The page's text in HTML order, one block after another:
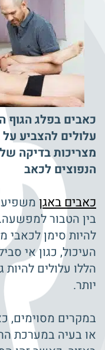
כאבים בפלג הגוף
עלולים להצביע
מצריכות בדיקה
הנפוצים לכאב
כאבים באגן
בין הטבור
להיות סימן לכאבי
העיכול, כגון אי
הללו עלולים
יותר.
במקרים מסוימים,
או בעיה במערכת